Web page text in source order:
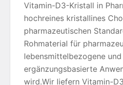
Vitamin-D3-Kristall in
hochreines kristallines
pharmazeutischen
Rohmaterial für
lebensmittelbezogene und
ergänzungsbasierte
wird.Wir liefern Vitamin-